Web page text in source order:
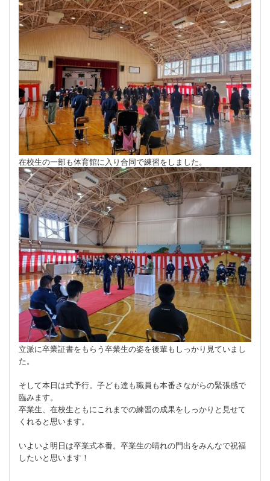
在校生の一部も体育館に入り合同で練習をしました。
立派に卒業証書をもらう卒業生の姿を後輩もしっかり見ていまし
た。
そして本日は式予行。子ども達も職員も本番さながらの緊張感で
臨みます。
卒業生、在校生ともにこれまでの練習の成果をしっかりと見せて
くれると思います。
いよいよ明日は卒業式本番。卒業生の晴れの門出をみんなで祝福
したいと思います！